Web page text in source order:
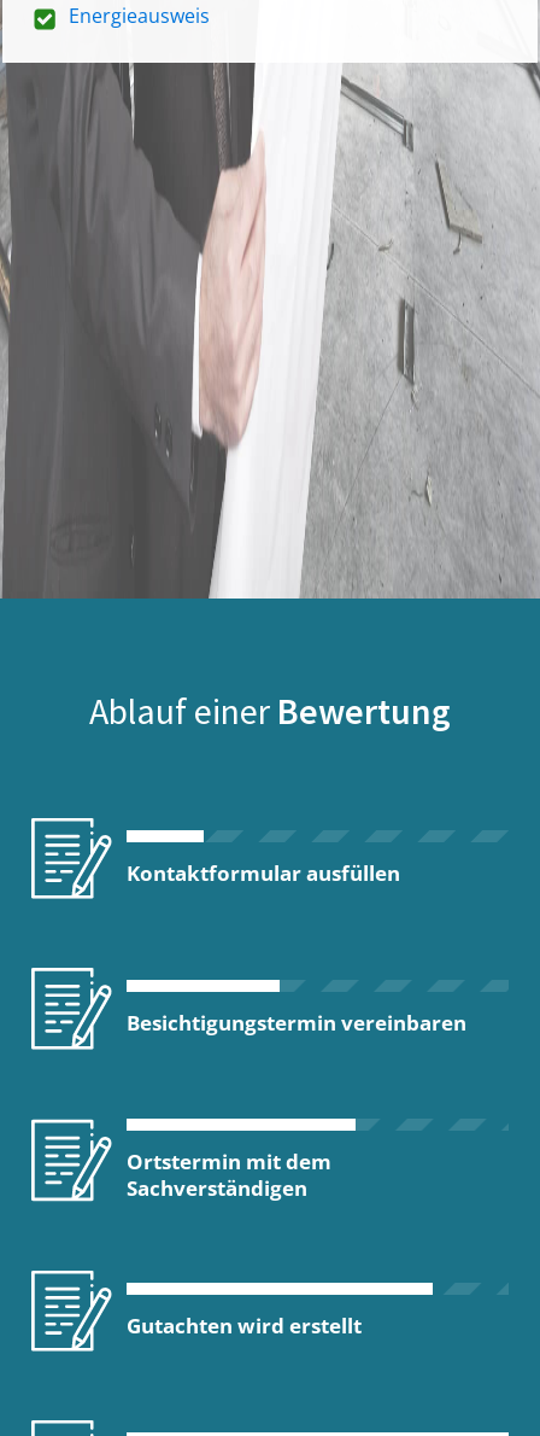
Energieausweis
Ablauf einer Bewertung
Kontaktformular ausfüllen
Besichtigungstermin vereinbaren
Ortstermin mit dem
Sachverständigen
Gutachten wird erstellt